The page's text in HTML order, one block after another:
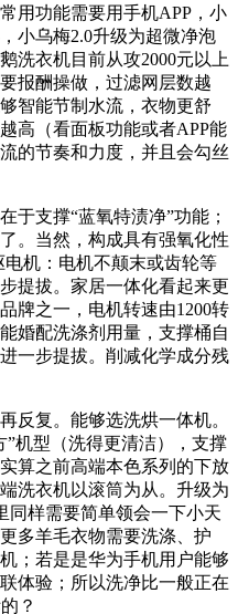
用功能需要用手机APP，小
小乌梅2.0升级为超微净泡
洗衣机目前从攻2000元以上
报酬操做，过滤网层数越
智能节制水流，衣物更舒
高（看面板功能或者APP能
的节奏和力度，并且会勾丝
支撑“蓝氧特渍净”功能；
。当然，构成具有强氧化性
机：电机不颠末或齿轮等
提拔。家居一体化看起来更
牌之一，电机转速由1200转
婚配洗涤剂用量，支撑桶自
一步提拔。削减化学成分残
复。能够选洗烘一体机。
机型（洗得更清洁），支撑
算之前高端本色系列的下放
洗衣机以滚筒为从。升级为
同样需要简单领会一下小天
多羊毛衣物需要洗涤、护
；若是是华为手机用户能够
体验；所以洗净比一般正在
？